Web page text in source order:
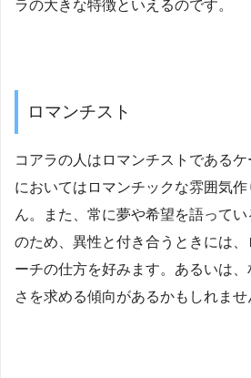
ラの大きな特徴といえるのです。
ロマンチスト
コアラの人はロマンチストである
においてはロマンチックな雰囲気
ん。また、常に夢や希望を語って
のため、異性と付き合うときには
ーチの仕方を好みます。あるいは
さを求める傾向があるかもしれませ